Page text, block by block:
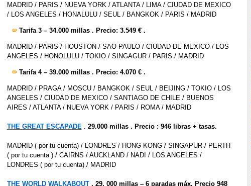
MADRID / PARIS / NUEVA YORK / ATLANTA / LIMA / CIUDAD DE MEXICO
/ LOS ANGELES / HONALULU / SEUL / BANGKOK / PARIS / MADRID
Tarifa 3 – 34.000 millas . Precio: 3.549 € .
MADRID / PARIS / HOUSTON / SAO PAULO / CIUDAD DE MEXICO / LOS
ANGELES / HONOLULU / TOKIO / SINGAGUR / PARIS / MADRID
Tarifa 4 – 39.000 millas . Precio: 4.070 € .
MADRID / PRAGA / MOSCU / BANGKOK / SEUL / BEIJING / TOKIO / LOS
ANGELES / CIUDAD DE MEXICO / SANTIAGO DE CHILE / BUENOS
AIRES / ATLANTA / NUEVA YORK / PARIS / ROMA / MADRID
THE GREAT ESCAPADE 29.000 millas . Precio : 946 libras + tasas.
MADRID ( por tu cuenta) / LONDRES / HONG KONG / SINGAPUR / PERTH
( por tu cuenta ) / CAIRNS / AUCKLAND / NADI / LOS ANGELES /
LONDRES ( por tu cuenta) / MADRID
THE WORLD WALKABOUT. 29. 000 millas – 6 paradas máx. Precio 948